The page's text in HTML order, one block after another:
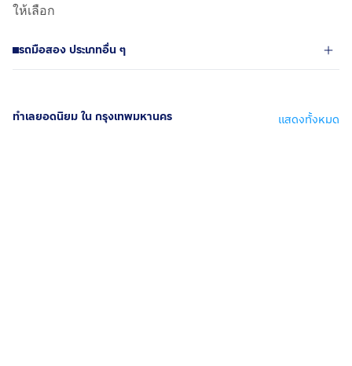
ให้เลือก
รถมือสอง ประเภทอื่น ๆ
ทำเลยอดนิยม ใน กรุงเทพมหานคร แสดงทั้งหมด